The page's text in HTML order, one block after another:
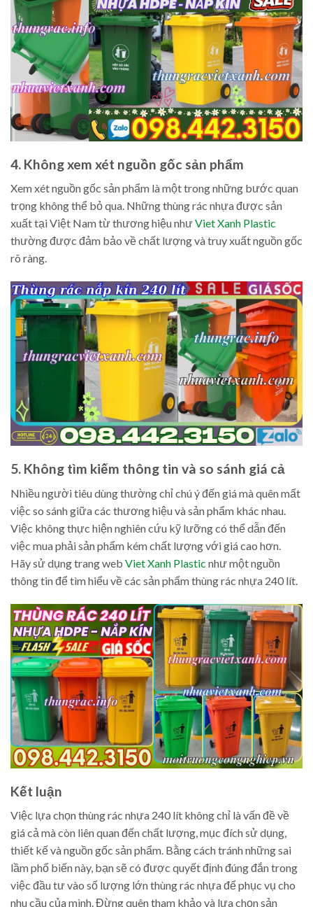
4. Không xem xét nguồn gốc sản phẩm
Xem xét nguồn gốc sản phẩm là một trong những bước quan
trọng không thể bỏ qua. Những thùng rác nhựa được sản
xuất tại Việt Nam từ thương hiệu nhưViet Xanh Plastic
thường được đảm bảo về chất lượng và truy xuất nguồn gốc
rõ ràng.
5. Không tìm kiếm thông tin và so sánh giá cả
Nhiều người tiêu dùng thường chỉ chú ý đến giá mà quên mất
việc so sánh giữa các thương hiệu và sản phẩm khác nhau.
Việc không thực hiện nghiên cứu kỹ lưỡng có thể dẫn đến
việc mua phải sản phẩm kém chất lượng với giá cao hơn.
Hãy sử dụng trang web Viet Xanh Plastic như một nguồn
thông tin để tìm hiểu về các sản phẩm thùng rác nhựa 240 lít.
Kết luận
Việc lựa chọn thùng rác nhựa 240 lít không chỉ là vấn đề về
giá cả mà còn liên quan đến chất lượng, mục đích sử dụng,
thiết kế và nguồn gốc sản phẩm. Bằng cách tránh những sai
lầm phổ biến này, bạn sẽ có được quyết định đúng đắn trong
việc đầu tư vào số lượng lớn thùng rác nhựa để phục vụ cho
nhu cầu của mình. Đừng quên tham khảo và lựa chọn sản